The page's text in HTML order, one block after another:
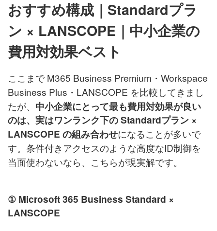
おすすめ構成｜Standardプラ
ン × LANSCOPE｜中小企業の
費用対効果ベスト
ここまで M365 Business Premium・Workspace
Business Plus・LANSCOPE を比較してきまし
たが、 中小企業にとって最も費用対効果が良い
のは、実はワンランク下の Standardプラン ×
LANSCOPE の組み合わせになることが多いで
す。条件付きアクセスのような高度なID制御を
当面使わないなら、こちらが現実解です。
① Microsoft 365 Business Standard ×
LANSCOPE